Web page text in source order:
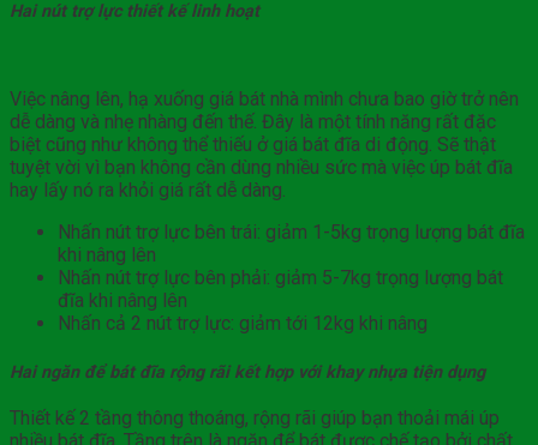
Hai nút trợ lực thiết kế linh hoạt
Việc nâng lên, hạ xuống giá bát nhà mình chưa bao giờ trở nên
dễ dàng và nhẹ nhàng đến thế. Đây là một tính năng rất đặc
biệt cũng như không thể thiếu ở giá bát đĩa di động. Sẽ thật
tuyệt vời vì bạn không cần dùng nhiều sức mà việc úp bát đĩa
hay lấy nó ra khỏi giá rất dễ dàng.
Nhấn nút trợ lực bên trái: giảm 1-5kg trọng lượng bát đĩa
khi nâng lên
Nhấn nút trợ lực bên phải: giảm 5-7kg trọng lượng bát
đĩa khi nâng lên
Nhấn cả 2 nút trợ lực: giảm tới 12kg khi nâng
Hai ngăn để bát đĩa rộng rãi kết hợp với khay nhựa tiện dụng
Thiết kế 2 tầng thông thoáng, rộng rãi giúp bạn thoải mái úp
nhiều bát đĩa. Tầng trên là ngăn để bát được chế tạo bởi chất